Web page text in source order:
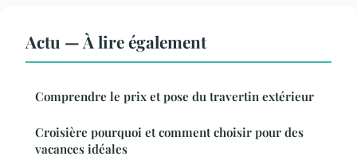
Actu — À lire également
Comprendre le prix et pose du travertin extérieur
Croisière pourquoi et comment choisir pour des
vacances idéales